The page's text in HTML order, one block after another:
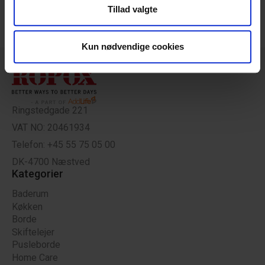
din brug af vores hjemmeside med vores partnere inden
for sociale medier, annonceringspartnere og
data med andre oplysninger, du har givet dem, eller som
de har indsamlet fra din brug af deres tjenester.
Tillad valgte
Kun nødvendige cookies
Ringstedgade 221
VAT NO: 20461934
Telefon: +45 55 75 05 00
DK-4700 Næstved
Kategorier
Baderum
Køkken
Borde
Skiftelejer
Pusleborde
Home Care